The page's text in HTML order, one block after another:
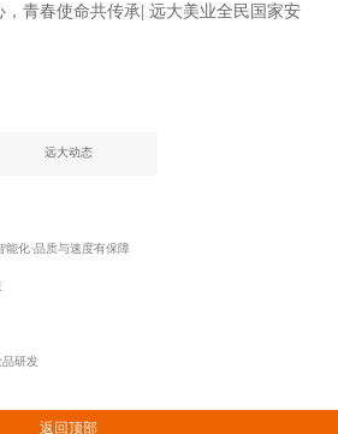
，青春使命共传承| 远大美业全民国家安
远大动态
能化·品质与速度有保障
研发
返回顶部